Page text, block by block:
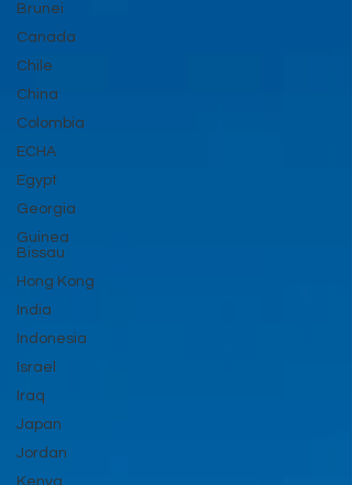
Brunei
Canada
Chile
China
Colombia
ECHA
Egypt
Georgia
Guinea
Bissau
Hong Kong
India
Indonesia
Israel
Iraq
Japan
Jordan
Kenya